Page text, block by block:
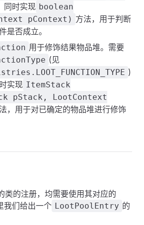
同时实现 boolean
pContext) 方法，用于判断
是否成立。
用于修饰结果物品堆。需要
(见
)
实现 ItemStack
pStack, LootContext
，用于对已确定的物品堆进行修饰
类的注册，均需要使用其对应的
我们给出一个 LootPoolEntry 的